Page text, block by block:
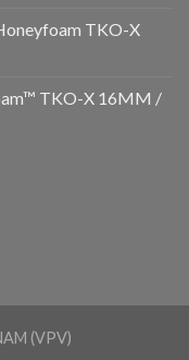
TKO-X
TKO-X 16MM /
(VPV)